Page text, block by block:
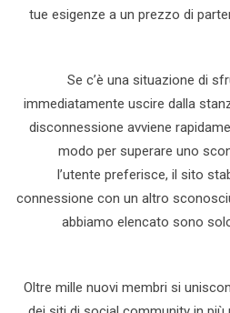
tue esigenze a un prezzo di
Se c’è una situazione di
immediatamente uscire dalla
disconnessione avviene
modo per superare uno
l’utente preferisce, il sito
connessione con un altro
abbiamo elencato sono
Oltre mille nuovi membri si